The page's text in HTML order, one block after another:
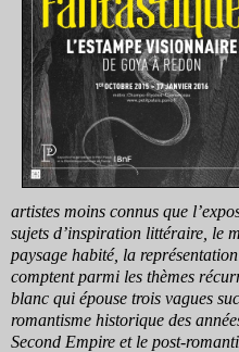
artistes moins connus que
sujets d’inspiration littéraire, le
paysage habité, la
comptent parmi les thèmes
blanc qui épouse trois vagues
romantisme historique des
Second Empire et le post-